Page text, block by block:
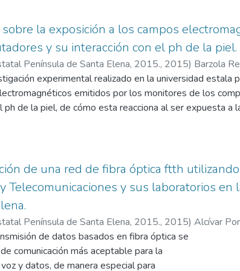
así como información del tipo de
como avanzar- recoger el objeto y girar- avanzar-
de las medidas del exterior con las medidas de
respectivos técnico, económico y operativo,
la implementación que fueron respectivamente
las encuestas a los estudiantes que reflejan la
con sus pruebas y resultados
al éxito de la implementación del prototipo
de éxito sobre la funcionalidad del robot.
la exposición a los campos
y su interacción con el ph de la piel.
Península de Santa Elena, 2015., 2015) Barzola
experimental realizado en la universidad estala
emitidos por los monitores de los
de la piel, de cómo esta reacciona al ser expuesta a
se llevaran a cabo en el campus universitario,
a las normativas nacionales e internacionales de la
exponiendo al operador a frecuencias de 60hz
en un tiempo limitado o agudo lo cual es
o medidores de bajas y altas frecuencias, los
del ph de la piel, el cual ayuda a monitorear si
#5 de la escuela de informática. Con los diferentes
ser comparados con las normativas nacionales e
el nivel del ph del operador, y saber si este tipo de
del campus universitario.
de una red de fibra óptica ftth
Telecomunicaciones y sus laboratorios en
Península de Santa Elena, 2015., 2015) Alcívar
de datos basados en fibra óptica se
comunicación más aceptable para la
y datos, de manera especial para